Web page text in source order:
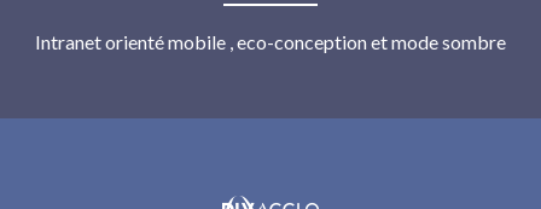
Intranet orienté mobile , eco-conception et mode sombre